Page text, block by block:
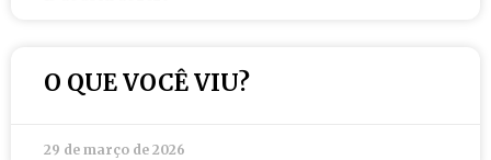
O QUE VOCÊ VIU?
29 de março de 2026